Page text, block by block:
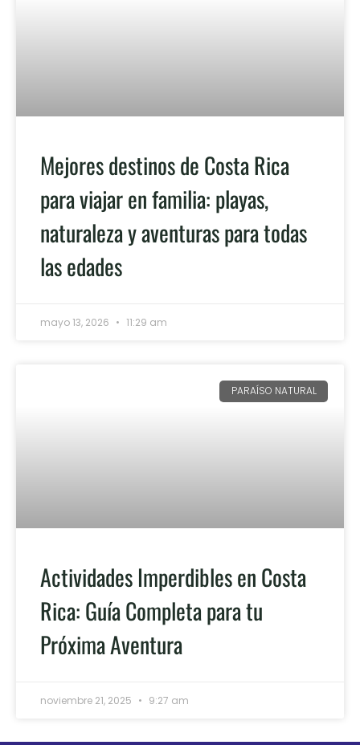
Mejores destinos de Costa Rica
para viajar en familia: playas,
naturaleza y aventuras para todas
las edades
mayo 13, 2026 11:29 am
PARAÍSO NATURAL
Actividades Imperdibles en Costa
Rica: Guía Completa para tu
Próxima Aventura
noviembre 21, 2025 9:27 am